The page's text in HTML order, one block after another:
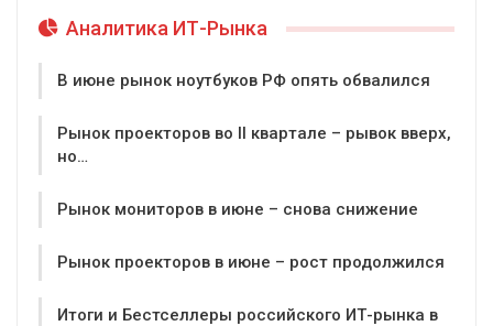
Аналитика ИТ-Рынка
В июне рынок ноутбуков РФ опять обвалился
Рынок проекторов во II квартале – рывок вверх,
но…
Рынок мониторов в июне – снова снижение
Рынок проекторов в июне – рост продолжился
Итоги и Бестселлеры российского ИТ-рынка в